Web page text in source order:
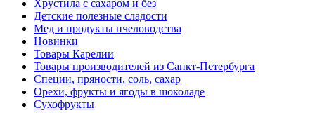
Хрустила с сахаром и без
Детские полезные сладости
Мед и продукты пчеловодства
Новинки
Товары Карелии
Товары производителей из Санкт-Петербурга
Специи, пряности, соль, сахар
Орехи, фрукты и ягоды в шоколаде
Сухофрукты